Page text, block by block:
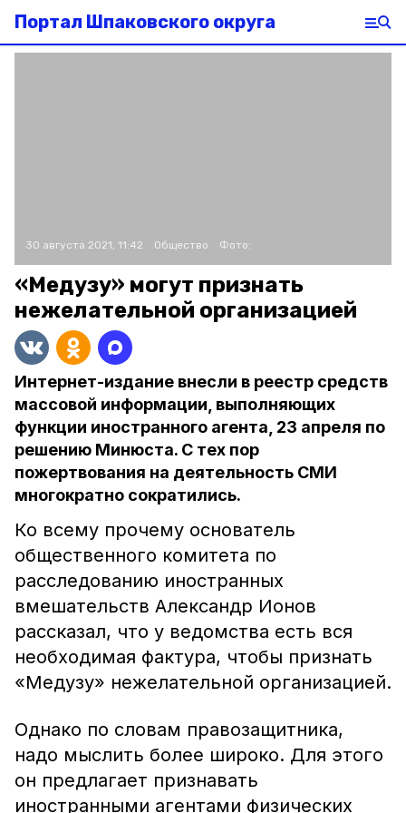
Портал Шпаковского округа
30 августа 2021, 11:42 Общество Фото:
«Медузу» могут признать
нежелательной организацией
Интернет-издание внесли в реестр средств
массовой информации, выполняющих
функции иностранного агента, 23 апреля по
решению Минюста. С тех пор
пожертвования на деятельность СМИ
многократно сократились.
Ко всему прочему основатель
общественного комитета по
расследованию иностранных
вмешательств Александр Ионов
рассказал, что у ведомства есть вся
необходимая фактура, чтобы признать
«Медузу» нежелательной организацией.
Однако по словам правозащитника,
надо мыслить более широко. Для этого
он предлагает признавать
иностранными агентами физических